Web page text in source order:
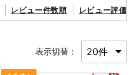
レビュー件数順 レビュー評価順
表示切替：